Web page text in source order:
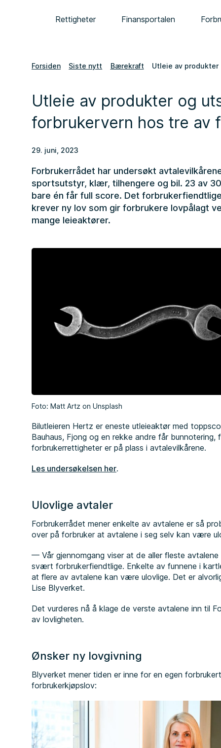
Rettigheter Finansportalen
Forsiden Siste nytt Bærekraft Utleie av
Utleie av produkter og
forbrukervern hos tre av
29. juni, 2023
Forbrukerrådet har undersøkt
sportsutstyr, klær, tilhengere og bil. 23 av
bare én får full score. Det
krever ny lov som gir forbrukere lovpålagt
mange leieaktører.
Foto: Matt Artz on Unsplash
Bilutleieren Hertz er eneste utleieaktør med
Bauhaus, Fjong og en rekke andre får bunnotering,
forbrukerrettigheter er på plass i avtalevilkårene.
Les undersøkelsen her.
Ulovlige avtaler
Forbrukerrådet mener enkelte av avtalene er så
over på forbruker at avtalene i seg selv kan være
— Vår gjennomgang viser at de aller fleste
svært forbrukerfiendtlige. Enkelte av funnene i
at flere av avtalene kan være ulovlige. Det er
Lise Blyverket.
Det vurderes nå å klage de verste avtalene inn til
av lovligheten.
Ønsker ny lovgivning
Blyverket mener tiden er inne for en egen
forbrukerkjøpslov: